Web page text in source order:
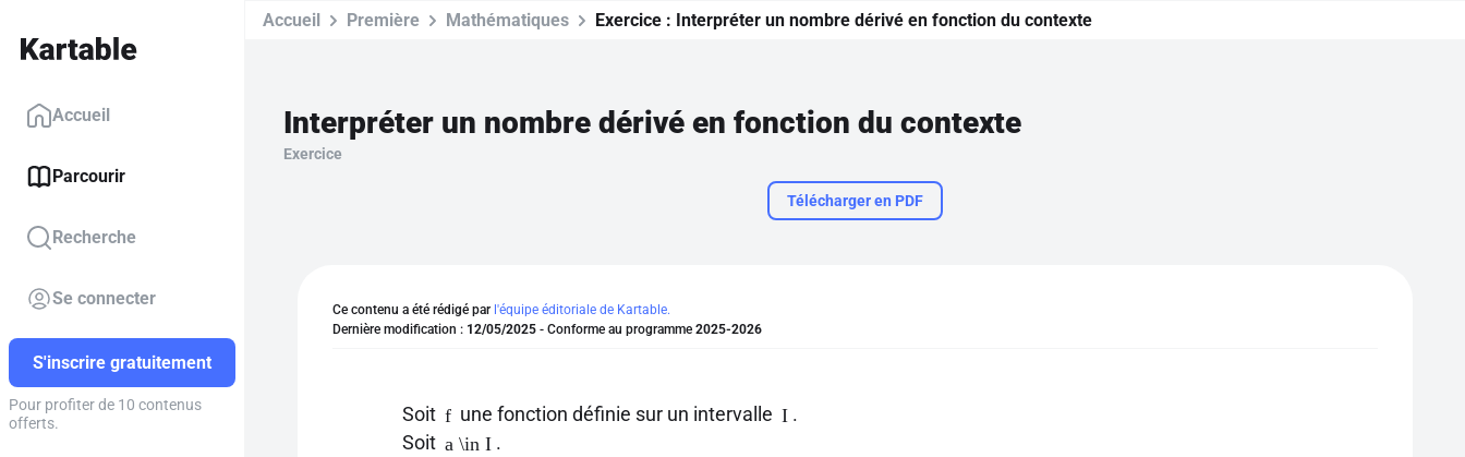
Accueil
Parcourir
Recherche
Se connecter
S'inscrire gratuitement
Pour profiter de 10 contenus
offerts.
Accueil Première Mathématiques Exercice : Interpréter un nombre dérivé en fonction du contexte
Interpréter un nombre dérivé en fonction du contexte
Exercice
Télécharger en PDF
Ce contenu a été rédigé par l'équipe éditoriale de Kartable.
Dernière modification : 12/05/2025 - Conforme au programme 2025-2026
Soit f une fonction définie sur un intervalle I .
Soit a \in I .